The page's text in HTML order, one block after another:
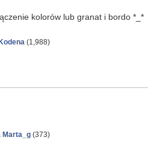
kolorów lub granat i bordo *_*
Kodena (1,988)
Marta_g (373)